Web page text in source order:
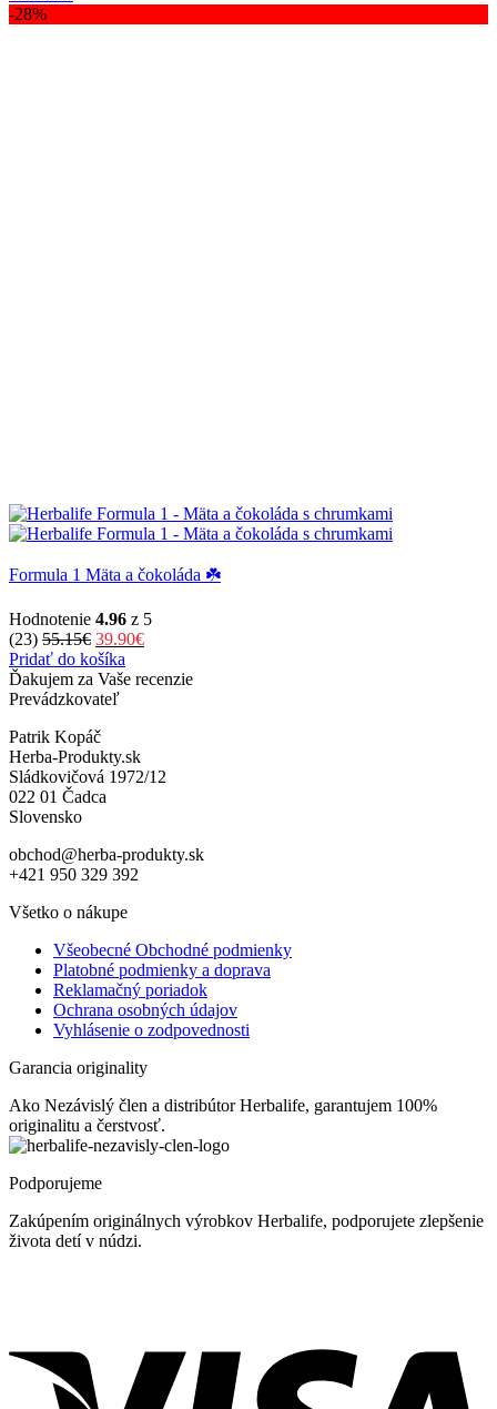
-28%
Formula 1 Mäta a čokoláda ☘️
Hodnotenie 4.96 z 5
(23) 55.15€ Pôvodná
cena
bola:
55.15€.
39.90€Aktuálna
je:
Pridať do košíka
Ďakujem za Vaše recenzie
Prevádzkovateľ
Patrik Kopáč
Herba-Produkty.sk
Sládkovičová 1972/12
022 01 Čadca
Slovensko
obchod@herba-produkty.sk
+421 950 329 392
Všetko o nákupe
Všeobecné Obchodné podmienky
Platobné podmienky a doprava
Reklamačný poriadok
Ochrana osobných údajov
Vyhlásenie o zodpovednosti
Garancia originality
Ako Nezávislý člen a distribútor Herbalife, garantujem 100%
originalitu a čerstvosť.
Podporujeme
Zakúpením originálnych výrobkov Herbalife, podporujete zlepšenie
života detí v núdzi.